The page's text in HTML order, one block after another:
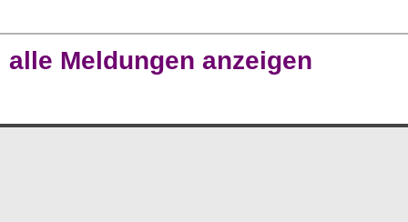
alle Meldungen anzeigen